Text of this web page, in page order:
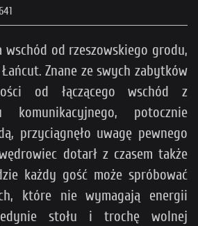
wschód od rzeszowskiego grodu,
Znane ze swych zabytków
od łączącego wschód z
komunikacyjnego, potocznie
przyciągnęło uwagę pewnego
dotarł z czasem także
każdy gość może spróbować
które nie wymagają energii
stołu i trochę wolnej